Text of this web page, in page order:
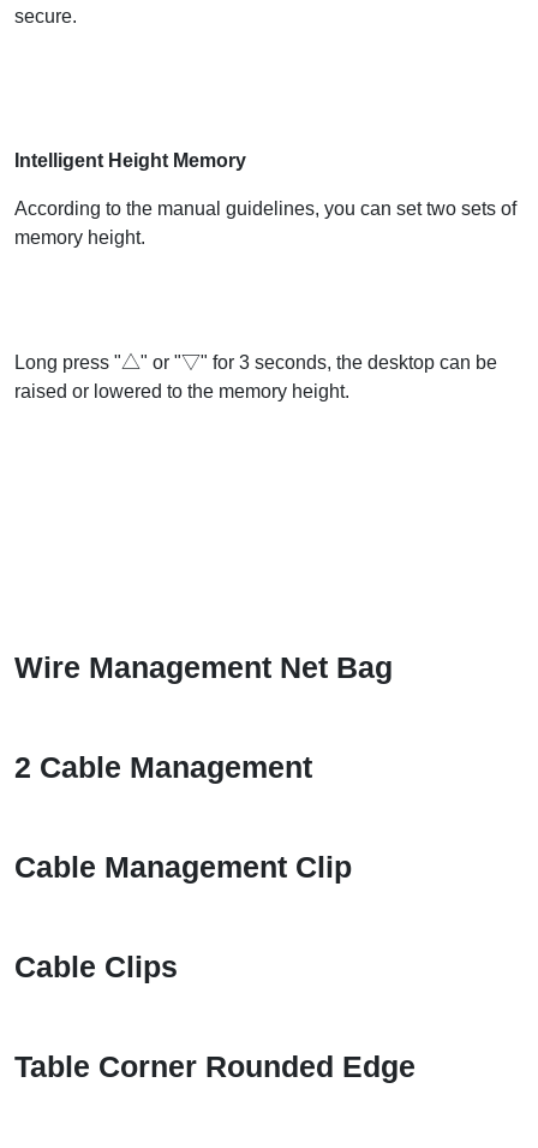
secure.
Intelligent Height Memory
According to the manual guidelines, you can set two sets of
memory height.
Long press "△" or "▽" for 3 seconds, the desktop can be
raised or lowered to the memory height.
Wire Management Net Bag
2 Cable Management
Cable Management Clip
Cable Clips
Table Corner Rounded Edge